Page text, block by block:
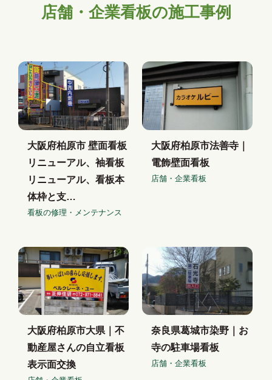
店舗・企業看板の施工事例
大阪府柏原市 壁面看板
リニューアル、袖看板
リニューアル、看板本
体枠と支…
看板の修理・メンテナンス
大阪府柏原市法善寺｜
電飾壁面看板
店舗・企業看板
大阪府柏原市大県｜不
動産屋さんの自立看板
表示面交換
奈良県葛城市染野｜お
寺の駐車場看板
店舗・企業看板